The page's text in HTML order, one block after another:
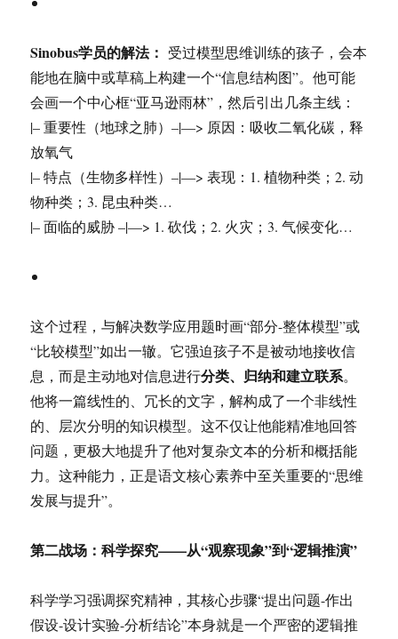
Sinobus学员的解法： 受过模型思维训练的孩子，会本
能地在脑中或草稿上构建一个“信息结构图”。他可能
会画一个中心框“亚马逊雨林”，然后引出几条主线：
|– 重要性（地球之肺）–|—> 原因：吸收二氧化碳，释
放氧气
|– 特点（生物多样性）–|—> 表现：1. 植物种类；2. 动
物种类；3. 昆虫种类…
|– 面临的威胁 –|—> 1. 砍伐；2. 火灾；3. 气候变化…
这个过程，与解决数学应用题时画“部分-整体模型”或
“比较模型”如出一辙。它强迫孩子不是被动地接收信
息，而是主动地对信息进行分类、归纳和建立联系。
他将一篇线性的、冗长的文字，解构成了一个非线性
的、层次分明的知识模型。这不仅让他能精准地回答
问题，更极大地提升了他对复杂文本的分析和概括能
力。这种能力，正是语文核心素养中至关重要的“思维
发展与提升”。
第二战场：科学探究——从“观察现象”到“逻辑推演”
科学学习强调探究精神，其核心步骤“提出问题-作出
假设-设计实验-分析结论”本身就是一个严密的逻辑推